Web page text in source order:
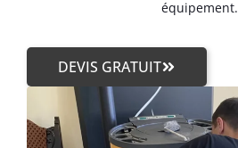
équipement.
DEVIS GRATUIT